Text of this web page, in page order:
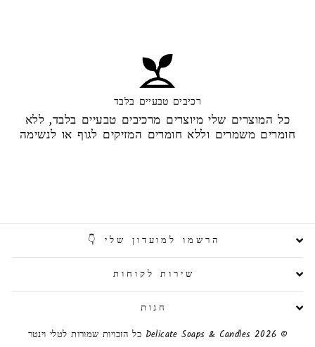
רכיבים טבעיים בלבד
כל המוצרים שלי מיוצרים מרכיבים טבעיים בלבד, ללא
חומרים משמרים וללא חומרים המזיקים לגוף או לנשימה
הרשמו למועדון שלי 👇
שירות לקוחות
חנות
© 2026 Delicate Soaps & Candles כל הזכויות שמורות לטלי וינטר